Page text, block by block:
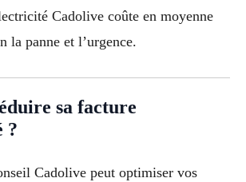
Cadolive coûte en moyenne
la panne et l’urgence.
sa facture
?
Cadolive peut optimiser vos